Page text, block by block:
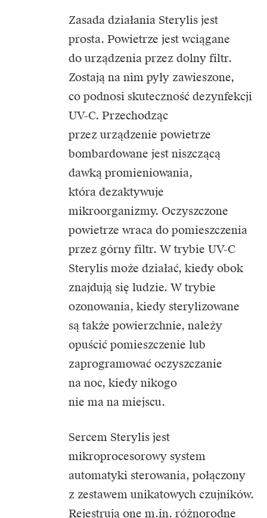
Zasada działania Sterylis jest
prosta. Powietrze jest wciągane
do urządzenia przez dolny filtr.
Zostają na nim pyły zawieszone,
co podnosi skuteczność dezynfekcji
UV-C. Przechodząc
przez urządzenie powietrze
bombardowane jest niszczącą
dawką promieniowania,
która dezaktywuje
mikroorganizmy. Oczyszczone
powietrze wraca do pomieszczenia
przez górny filtr. W trybie UV-C
Sterylis może działać, kiedy obok
znajdują się ludzie. W trybie
ozonowania, kiedy sterylizowane
są także powierzchnie, należy
opuścić pomieszczenie lub
zaprogramować oczyszczanie
na noc, kiedy nikogo
nie ma na miejscu.
Sercem Sterylis jest
mikroprocesorowy system
automatyki sterowania, połączony
z zestawem unikatowych czujników.
Rejestrują one m.in. różnorodne